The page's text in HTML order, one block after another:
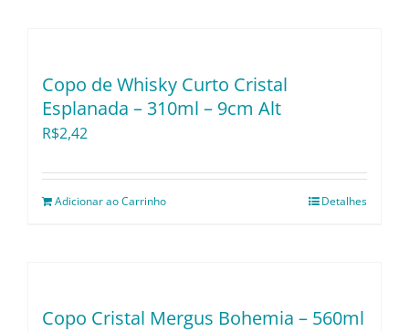
Copo de Whisky Curto Cristal
Esplanada – 310ml – 9cm Alt
R$2,42
Adicionar ao Carrinho Detalhes
Copo Cristal Mergus Bohemia – 560ml